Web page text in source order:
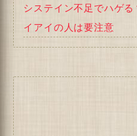
システイン不足でハゲ
イアイの人は要注意